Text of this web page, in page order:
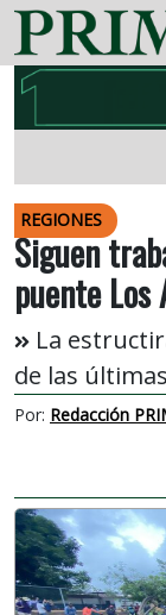
REGIONES
Siguen
puente
La
de las
Por: Redacción